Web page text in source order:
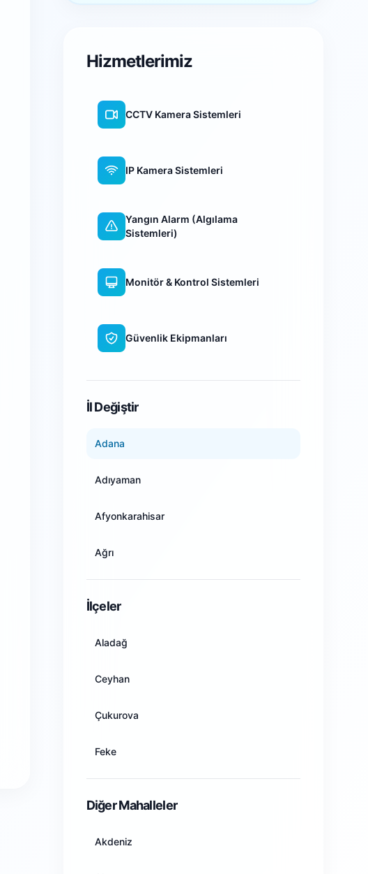
Hizmetlerimiz
CCTV Kamera Sistemleri
IP Kamera Sistemleri
Yangın Alarm (Algılama
Sistemleri)
Monitör & Kontrol Sistemleri
Güvenlik Ekipmanları
İl Değiştir
Adana
Adıyaman
Afyonkarahisar
Ağrı
Bilecik
Bingöl
İlçeler
Aladağ
Ceyhan
Çukurova
Feke
Diğer Mahalleler
Akdeniz